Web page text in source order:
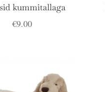
kummitallaga
€9.00